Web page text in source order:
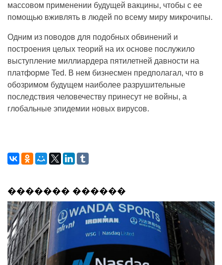
массовом применении будущей вакцины, чтобы с ее
помощью вживлять в людей по всему миру микрочипы.
Одним из поводов для подобных обвинений и
построения целых теорий на их основе послужило
выступление миллиардера пятилетней давности на
платформе Ted. В нем бизнесмен предполагал, что в
обозримом будущем наиболее разрушительные
последствия человечеству принесут не войны, а
глобальные эпидемии новых вирусов.
������� ������